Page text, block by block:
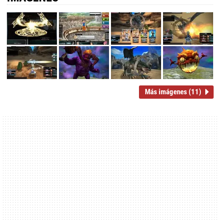
Más imágenes (11)